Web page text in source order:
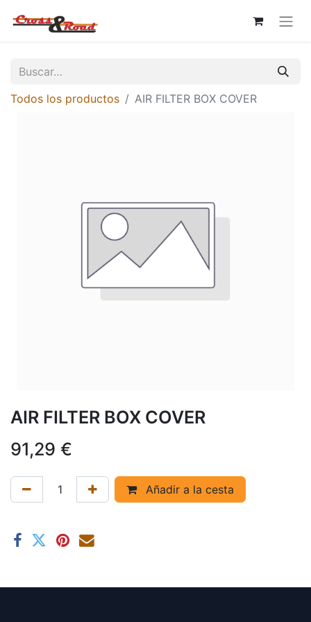
Todos los productos AIR FILTER BOX COVER
AIR FILTER BOX COVER
91,29 €
Añadir a la cesta